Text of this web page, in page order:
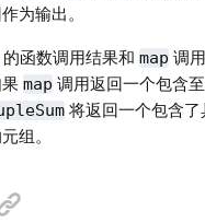
为输出。
函数调用结果和 map 调
map 调用返回一个包含
将返回一个包含了
组。